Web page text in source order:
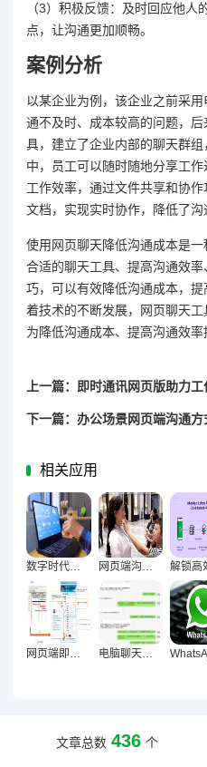
（3）积极反馈：及时回应他
点，让沟通更加顺畅。
案例分析
以某企业为例，该企业之前采
通不及时、成本较高的问题，
具，建立了企业内部的聊天群
中，员工可以随时随地分享工
工作效率，通过文件共享和协
文档，实现实时协作，降低了沟
使用网页聊天降低沟通成本是
合适的聊天工具、提高沟通效
巧，可以有效降低沟通成本，
着技术的不断发展，网页聊天工
为降低沟通成本、提高沟通效率
上一篇：即时通讯网页版助力
下一篇：办公场景网页端沟通方
相关应用
网页端即时通讯对工作专注度的双刃剑效应与优化策略研究 电脑聊天方式对减少信息遗漏的关键作用研究
文章总数 436 个